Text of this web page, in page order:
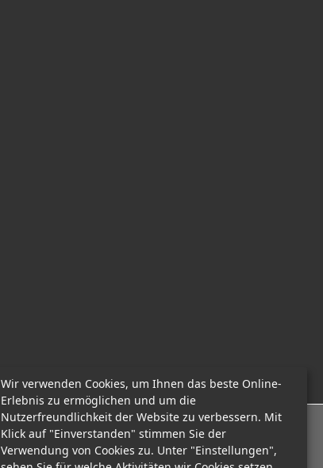
E-Mail: office@mcadvo.com
Wir verwenden Cookies, um Ihnen das beste Online-
Erlebnis zu ermöglichen und um die
Nutzerfreundlichkeit der Website zu verbessern. Mit
Klick auf "Einverstanden" stimmen Sie der
Verwendung von Cookies zu. Unter "Einstellungen",